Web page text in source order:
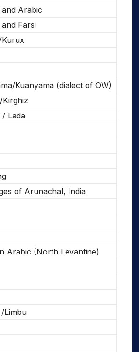
and Arabic
Farsi
Kuanyama (dialect of OW)
Kirghiz
/ Lada
of Arunachal, India
Arabic (North Levantine)
Limbu